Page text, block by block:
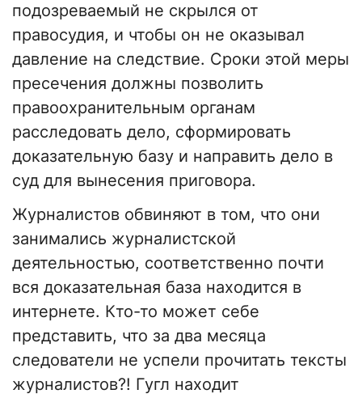
подозреваемый не скрылся от
правосудия, и чтобы он не оказывал
давление на следствие. Сроки этой меры
пресечения должны позволить
правоохранительным органам
расследовать дело, сформировать
доказательную базу и направить дело в
суд для вынесения приговора.
Журналистов обвиняют в том, что они
занимались журналистской
деятельностью, соответственно почти
вся доказательная база находится в
интернете. Кто-то может себе
представить, что за два месяца
следователи не успели прочитать тексты
журналистов?! Гугл находит